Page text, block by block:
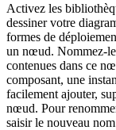
Activez les
dessiner votre
formes de
un nœud. Nommez-
contenues dans ce
composant, une
facilement ajouter,
nœud. Pour
saisir le nouveau